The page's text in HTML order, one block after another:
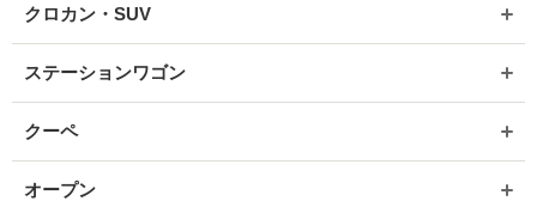
クロカン・SUV
ステーションワゴン
クーペ
オープン